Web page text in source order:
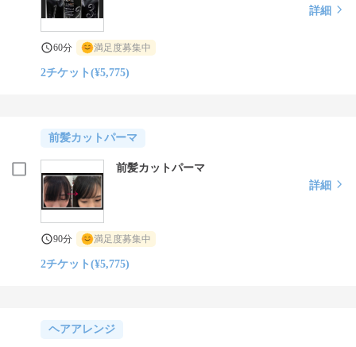
詳細
60分 満足度募集中
2チケット(¥5,775)
前髪カットパーマ
前髪カットパーマ
詳細
90分 満足度募集中
2チケット(¥5,775)
ヘアアレンジ